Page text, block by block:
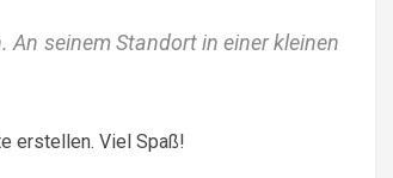
seinem Standort in einer kleinen
erstellen. Viel Spaß!